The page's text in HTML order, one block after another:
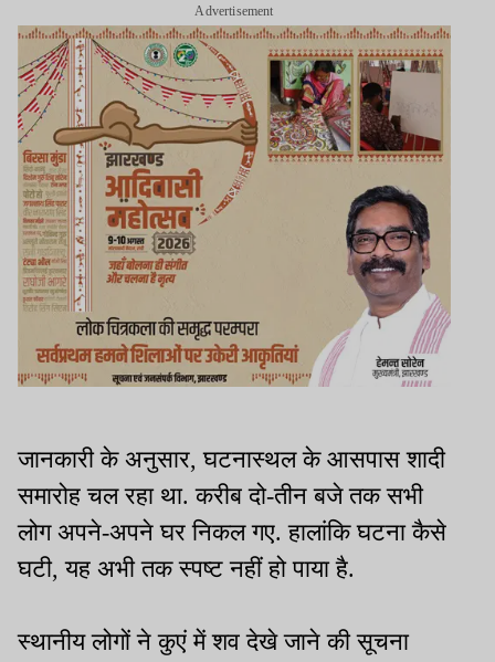
Advertisement
जानकारी के अनुसार, घटनास्थल के आसपास शादी
समारोह चल रहा था. करीब दो-तीन बजे तक सभी
लोग अपने-अपने घर निकल गए. हालांकि घटना कैसे
घटी, यह अभी तक स्पष्ट नहीं हो पाया है.
स्थानीय लोगों ने कुएं में शव देखे जाने की सूचना